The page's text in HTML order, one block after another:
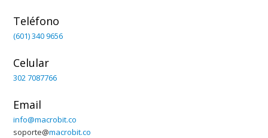
Teléfono
(601) 340 9656
Celular
302 7087766
Email
info@macrobit.co
soporte@macrobit.co